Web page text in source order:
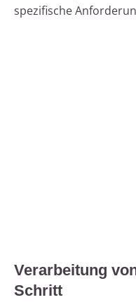
spezifische
Verarbeitung
Schritt